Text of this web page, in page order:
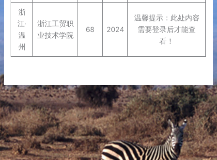
浙
江·
温
州
浙江工贸职
业技术学院
68 2024
温馨提示：此处内容
需要登录后才能查
看！